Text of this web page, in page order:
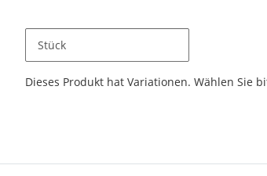
Stück
x
Dieses Produkt hat Variationen. Wählen Sie